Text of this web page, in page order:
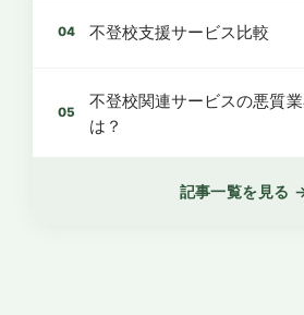
04 不登校支援サービス比較
05
不登校関連サービスの悪質
は？
記事一覧を見る